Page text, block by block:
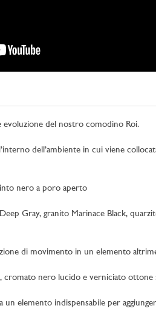
evoluzione del nostro comodino Roi.
dell’ambiente in cui viene
nero a poro aperto
Gray, granito Marinace Black,
di movimento in un elemento
cromato nero lucido e verniciato ottone
un elemento indispensabile per